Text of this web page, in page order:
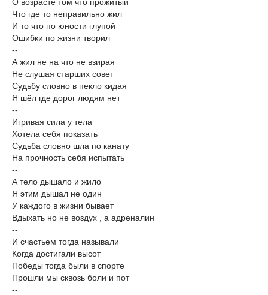
Что где то неправильно жил
И то что по юности глупой
Ошибки по жизни творил
--
А жил не на что не взирая
Не слушая старших совет
Судьбу словно в пекло кидая
Я шёл где дорог людям нет
--
Игривая сила у тела
Хотела себя показать
Судьба словно шла по канату
На прочность себя испытать
--
А тело дышало и жило
Я этим дышал не один
У каждого в жизни бывает
Вдыхать но не воздух , а адреналин
--
И счастьем тогда называли
Когда достигали высот
Победы тогда были в спорте
Прошли мы сквозь боли и пот
--